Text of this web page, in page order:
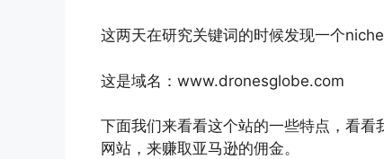
这两天在研究关键词的时候发现一个
这是域名：www.dronesglobe.com
下面我们来看看这个站的一些特点，看
网站，来赚取亚马逊的佣金。